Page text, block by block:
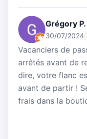
Grégory P.
30/07/2024
Vacanciers de
arrêtés avant de
dire, votre flanc
avant de partir !
frais dans la